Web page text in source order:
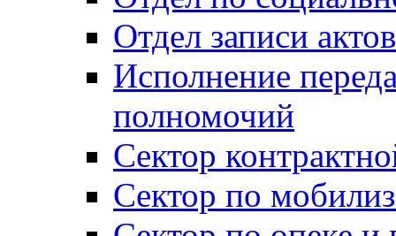
Отдел записи
Исполнение
полномочий
Сектор
Сектор по